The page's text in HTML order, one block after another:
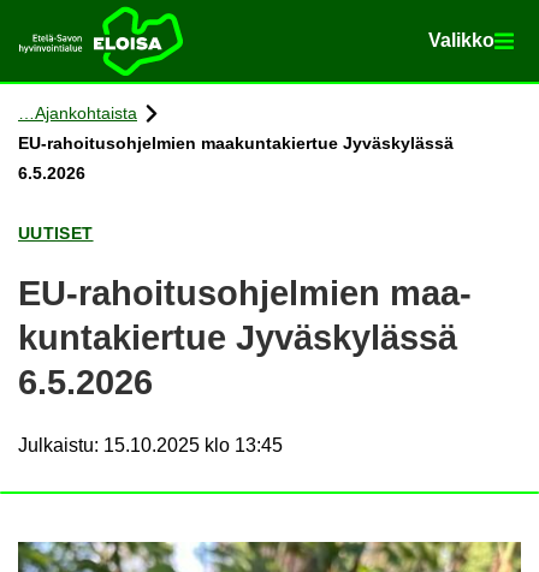
Etusi­vu Va­lik­ko
Va­lik­ko
Siir­ry si­säl­töön
Ajan­koh­tais­ta
EU-​rahoitusohjelmien maa­kun­ta­kier­tue Jy­väs­ky­läs­sä
6.5.2026
UU­TI­SET
EU-​rahoitusohjelmien maa­
kun­ta­kier­tue Jy­väs­ky­läs­sä
6.5.2026
Julkaistu: 15.10.2025 klo 13:45